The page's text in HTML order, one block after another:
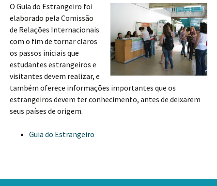
O Guia do Estrangeiro foi
elaborado pela Comissão
de Relações Internacionais
com o fim de tornar claros
os passos iniciais que
estudantes estrangeiros e
visitantes devem realizar, e
também oferece informações importantes que os
estrangeiros devem ter conhecimento, antes de deixarem
seus países de origem.
Guia do Estrangeiro